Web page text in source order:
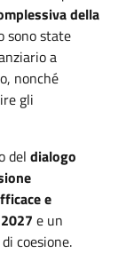
della
sono state
a
nonché
gli
del dialogo
e
e un
coesione.